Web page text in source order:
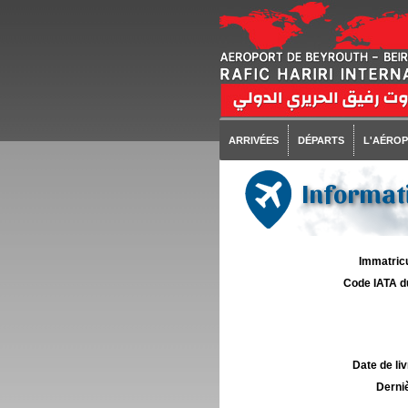
ARRIVÉES DÉPARTS
Code IATA
Date de